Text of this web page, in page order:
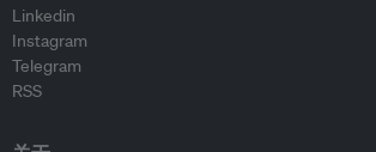
Linkedin
Instagram
Telegram
RSS